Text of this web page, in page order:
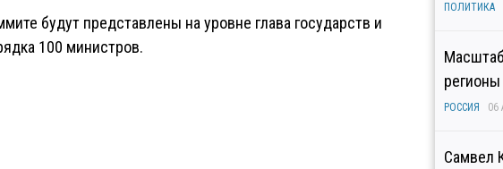
будут представлены на уровне глава государств и
100 министров.
ПОЛИТИКА
регионы
РОССИЯ 06
Самвел